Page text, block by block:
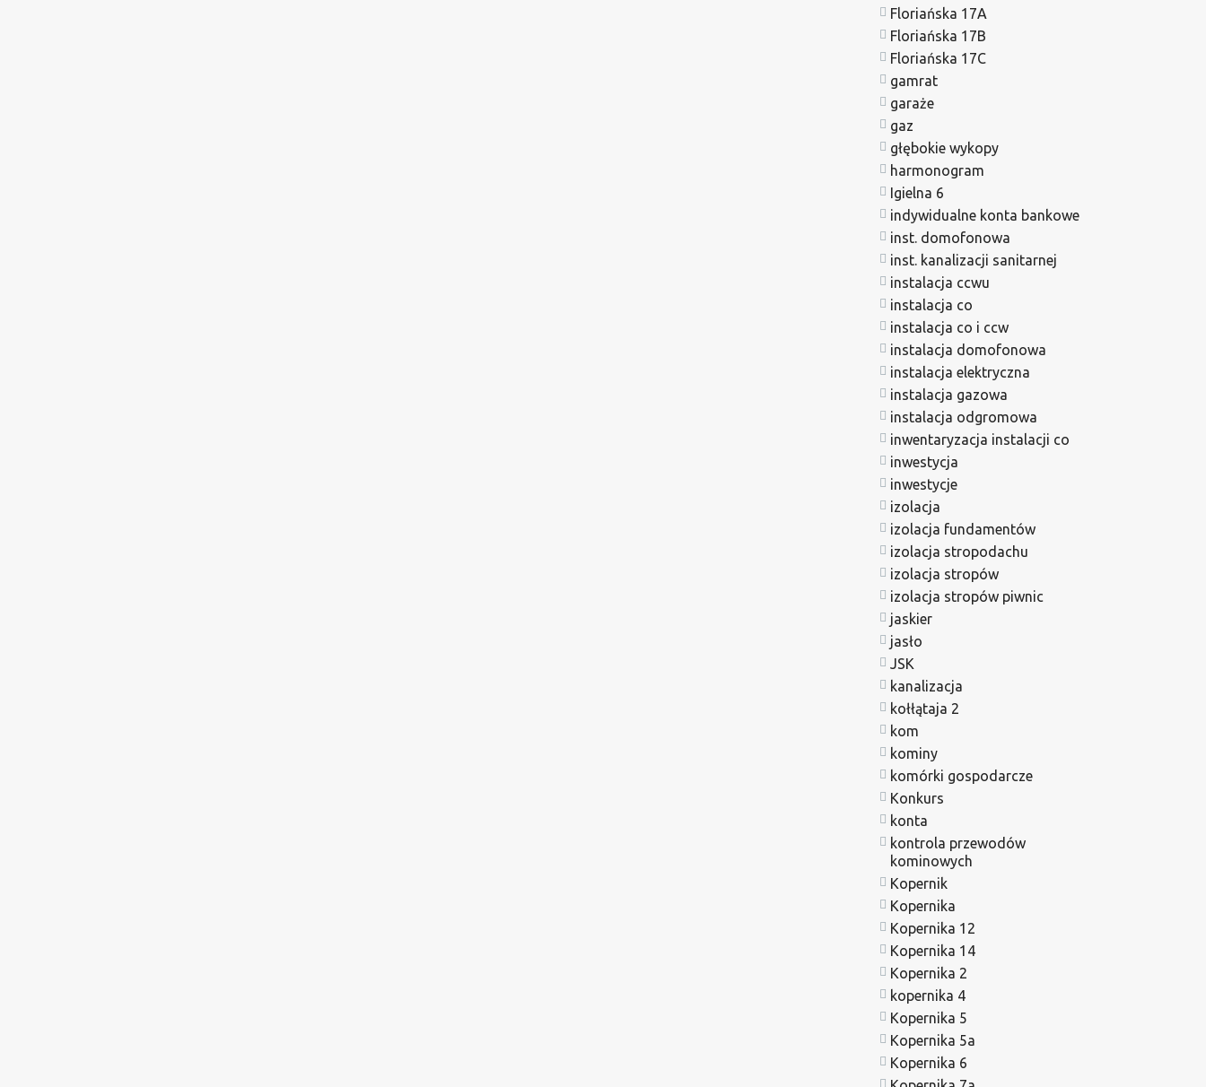
Floriańska 17A
Floriańska 17B
Floriańska 17C
gamrat
garaże
gaz
głębokie wykopy
harmonogram
Igielna 6
indywidualne konta bankowe
inst. domofonowa
inst. kanalizacji sanitarnej
instalacja ccwu
instalacja co
instalacja co i ccw
instalacja domofonowa
instalacja elektryczna
instalacja gazowa
instalacja odgromowa
inwentaryzacja instalacji co
inwestycja
inwestycje
izolacja
izolacja fundamentów
izolacja stropodachu
izolacja stropów
izolacja stropów piwnic
jaskier
jasło
JSK
kanalizacja
kołłątaja 2
kom
kominy
komórki gospodarcze
Konkurs
konta
kontrola przewodów
kominowych
Kopernik
Kopernika
Kopernika 12
Kopernika 14
Kopernika 2
kopernika 4
Kopernika 5
Kopernika 5a
Kopernika 6